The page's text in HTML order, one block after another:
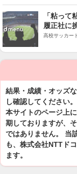
「粘っ
履正社に
高校サッカー
結果・成績・オッズ
し確認してください。
本サイトのページ上
期しておりますが、
ではありません。 当
も、株式会社NTTド
ます。